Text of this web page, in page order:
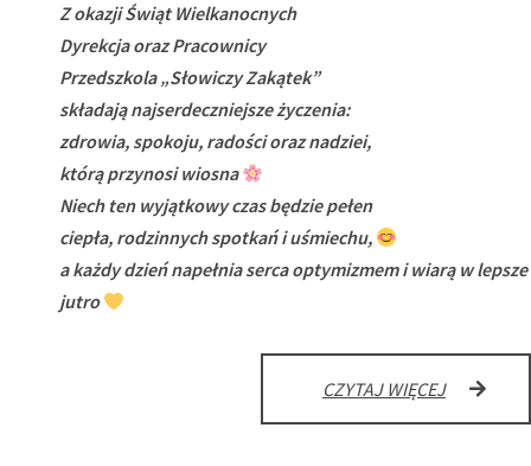
Z okazji Świąt Wielkanocnych
Dyrekcja oraz Pracownicy
Przedszkola „Słowiczy Zakątek”
składają najserdeczniejsze życzenia:
zdrowia, spokoju, radości oraz nadziei,
którą przynosi wiosna
Niech ten wyjątkowy czas będzie pełen
ciepła, rodzinnych spotkań i uśmiechu,
a każdy dzień napełnia serca optymizmem i wiarą w lepsze
jutro
CZYTAJ WIĘCEJ